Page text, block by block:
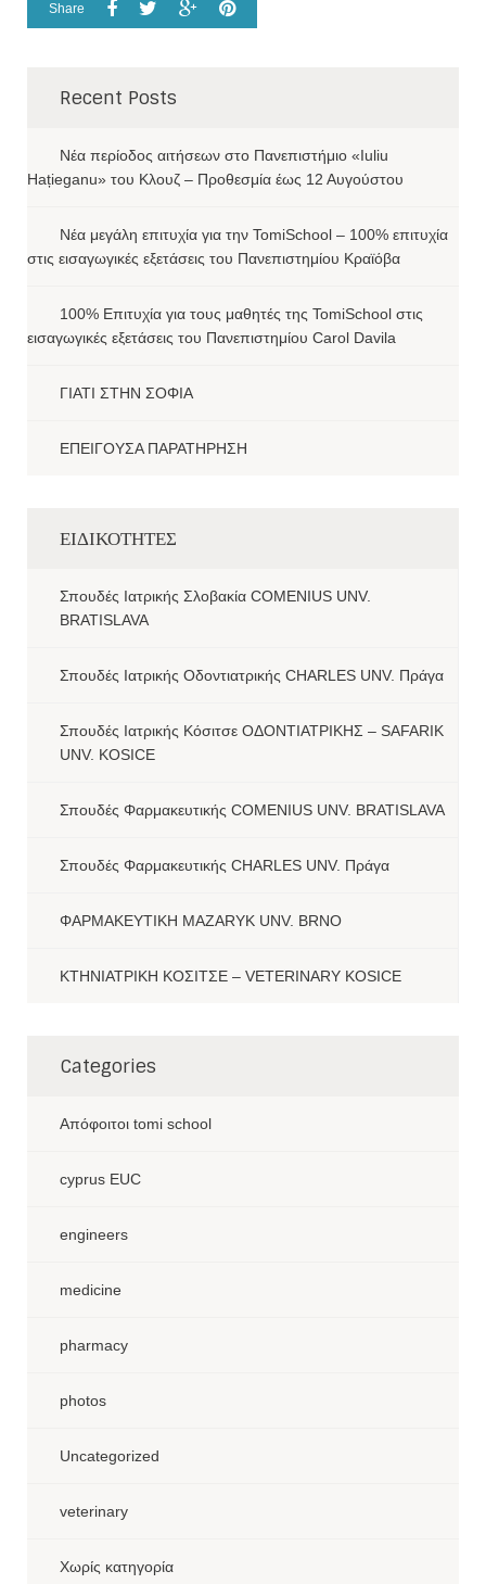
Share
Recent Posts
Νέα περίοδος αιτήσεων στο Πανεπιστήμιο «Iuliu
Hațieganu» του Κλουζ – Προθεσμία έως 12 Αυγούστου
Νέα μεγάλη επιτυχία για την TomiSchool – 100% επιτυχία
στις εισαγωγικές εξετάσεις του Πανεπιστημίου Κραϊόβα
100% Επιτυχία για τους μαθητές της TomiSchool στις
εισαγωγικές εξετάσεις του Πανεπιστημίου Carol Davila
ΓΙΑΤΙ ΣΤΗΝ ΣΟΦΙΑ
ΕΠΕΙΓΟΥΣΑ ΠΑΡΑΤΗΡΗΣΗ
ΕΙΔΙΚΟΤΗΤΕΣ
Σπουδές Ιατρικής Σλοβακία COMENIUS UNV.
BRATISLAVA
Σπουδές Ιατρικής Οδοντιατρικής CHARLES UNV. Πράγα
Σπουδές Ιατρικής Κόσιτσε ΟΔΟΝΤΙΑΤΡΙΚΗΣ – SAFARIK
UNV. KOSICE
Σπουδές Φαρμακευτικής COMENIUS UNV. BRATISLAVA
Σπουδές Φαρμακευτικής CHARLES UNV. Πράγα
ΦΑΡΜΑΚΕΥΤΙΚΗ MAZARYK UNV. BRNO
ΚΤΗΝΙΑΤΡΙΚΗ ΚΟΣΙΤΣΕ – VETERINARY KOSICE
Categories
Aπόφοιτοι tomi school
cyprus EUC
engineers
medicine
pharmacy
photos
Uncategorized
veterinary
Χωρίς κατηγορία